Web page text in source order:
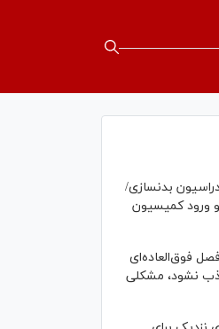
بدنسازی/
ورود کمیسیون
فوق‌العاده‌ای
نشود، مشکلی